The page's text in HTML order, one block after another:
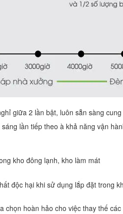
giữa 2 lần bật, luôn sẵn sàng
lần tiếp theo à khả năng vận
kho đông lạnh, kho làm mát
độc hại khi sử dụng lắp đặt trong
hoàn hảo cho việc thay thế